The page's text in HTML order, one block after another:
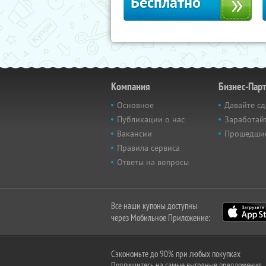
Компания
Основное
Публикации о нас
Вакансии
Правила сервиса
Ответы на вопросы
Бизнес-
Давайте
Все наши купоны доступны
через Мобильное Приложение:
Сэкономьте до 90% при любых покупках